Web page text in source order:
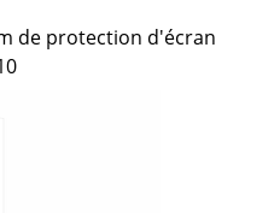
de protection d'écran